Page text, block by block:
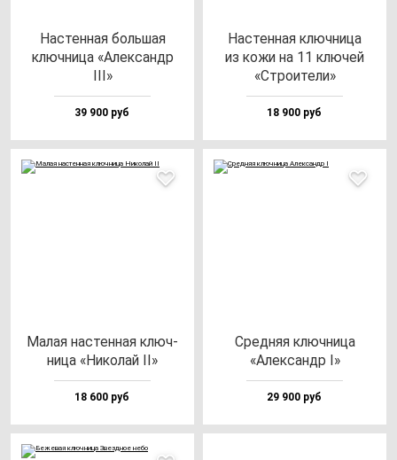
Нас­тен­ная боль­шая
ключ­ни­ца «Алек­сандр
III»
39 900 руб
Нас­тен­ная ключ­ни­ца
из ко­жи на 11 клю­чей
«Стро­ите­ли»
18 900 руб
Малая нас­тен­ная ключ­
ни­ца «Нико­лай II»
18 600 руб
Сред­няя ключ­ни­ца
«Алек­сандр I»
29 900 руб